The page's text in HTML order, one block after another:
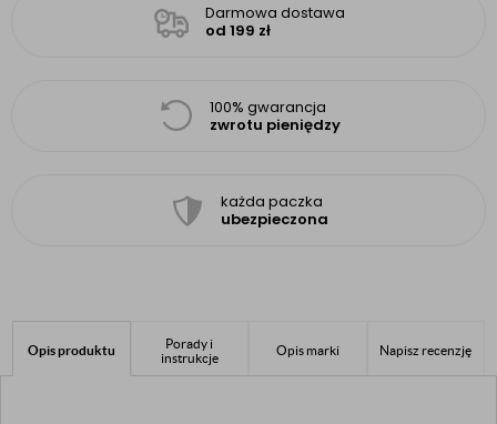
Darmowa dostawa
od 199 zł
100% gwarancja
zwrotu pieniędzy
każda paczka
ubezpieczona
Opis produktu
Porady i
instrukcje
Opis marki Napisz recenzję